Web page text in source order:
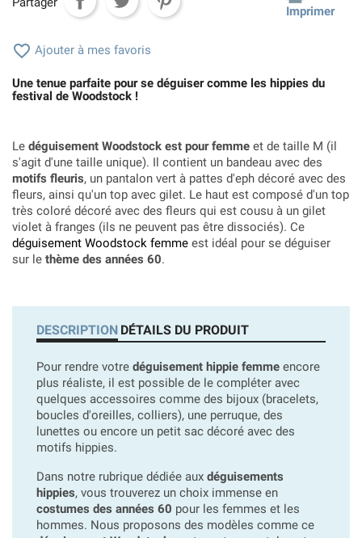
Imprimer
 Ajouter à mes favoris
Une tenue parfaite pour se déguiser comme les hippies du
festival de Woodstock !
Le déguisement Woodstock est pour femme et de taille M (il
s'agit d'une taille unique). Il contient un bandeau avec des
motifs fleuris, un pantalon vert à pattes d'eph décoré avec des
fleurs, ainsi qu'un top avec gilet. Le haut est composé d'un top
très coloré décoré avec des fleurs qui est cousu à un gilet
violet à franges (ils ne peuvent pas être dissociés). Ce
déguisement Woodstock femme est idéal pour se déguiser
sur le thème des années 60.
DESCRIPTION DÉTAILS DU PRODUIT
Pour rendre votre déguisement hippie femme encore
plus réaliste, il est possible de le compléter avec
quelques accessoires comme des bijoux (bracelets,
boucles d'oreilles, colliers), une perruque, des
lunettes ou encore un petit sac décoré avec des
motifs hippies.
Dans notre rubrique dédiée aux déguisements
hippies, vous trouverez un choix immense en
costumes des années 60 pour les femmes et les
hommes. Nous proposons des modèles comme ce